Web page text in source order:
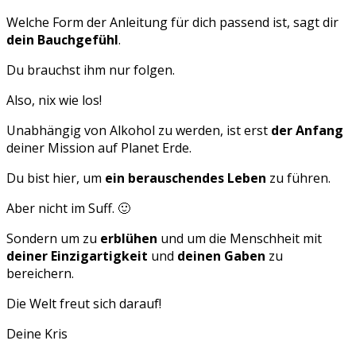
Welche Form der Anleitung für dich passend ist, sagt dir
dein Bauchgefühl.
Du brauchst ihm nur folgen.
Also, nix wie los!
Unabhängig von Alkohol zu werden, ist erst der Anfang
deiner Mission auf Planet Erde.
Du bist hier, um ein berauschendes Leben zu führen.
Aber nicht im Suff. 🙂
Sondern um zu erblühen und um die Menschheit mit
deiner Einzigartigkeit und deinen Gaben zu
bereichern.
Die Welt freut sich darauf!
Deine Kris